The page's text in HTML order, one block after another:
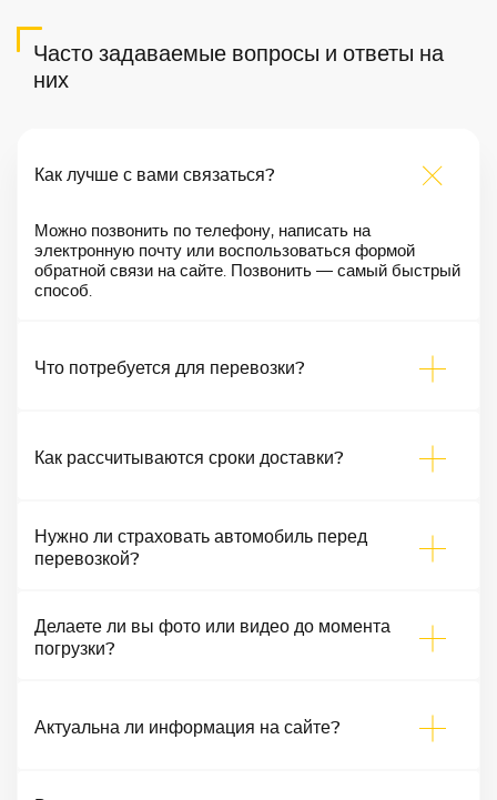
Часто задаваемые вопросы и ответы на
них
Как лучше с вами связаться?
Можно позвонить по телефону, написать на
электронную почту или воспользоваться формой
обратной связи на сайте. Позвонить — самый быстрый
способ.
Что потребуется для перевозки?
Как рассчитываются сроки доставки?
Нужно ли страховать автомобиль перед
перевозкой?
Делаете ли вы фото или видео до момента
погрузки?
Актуальна ли информация на сайте?